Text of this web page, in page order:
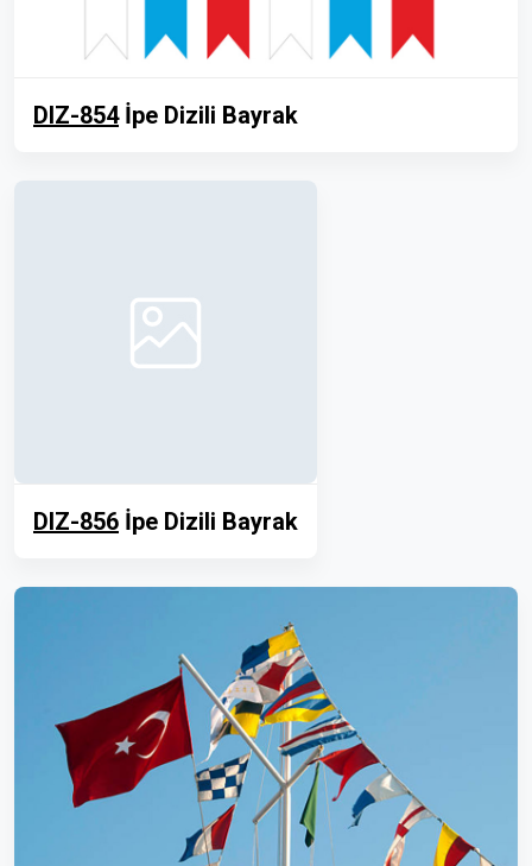
DIZ-854İpe Dizili Bayrak
DIZ-856 İpe Dizili Bayrak